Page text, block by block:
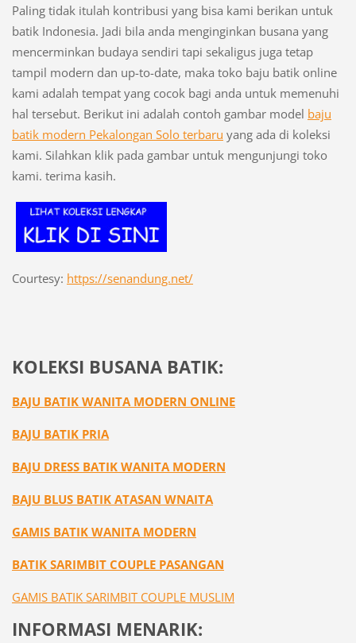
Paling tidak itulah kontribusi yang bisa kami berikan untuk
batik Indonesia. Jadi bila anda menginginkan busana yang
mencerminkan budaya sendiri tapi sekaligus juga tetap
tampil modern dan up-to-date, maka toko baju batik online
kami adalah tempat yang cocok bagi anda untuk memenuhi
hal tersebut. Berikut ini adalah contoh gambar model baju
batik modern Pekalongan Solo terbaru yang ada di koleksi
kami. Silahkan klik pada gambar untuk mengunjungi toko
kami. terima kasih.
Courtesy: https://senandung.net/
KOLEKSI BUSANA BATIK:
BAJU BATIK WANITA MODERN ONLINE
BAJU BATIK PRIA
BAJU DRESS BATIK WANITA MODERN
BAJU BLUS BATIK ATASAN WNAITA
GAMIS BATIK WANITA MODERN
BATIK SARIMBIT COUPLE PASANGAN
GAMIS BATIK SARIMBIT COUPLE MUSLIM
INFORMASI MENARIK: